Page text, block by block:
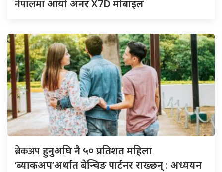
नेपालमाआयो अनर X7D मोबाइल
ब्रेकअपहुनुअघि नै ५० प्रतिशत महिला
‘ब्याकअप’अर्थात बेन्चिङ पार्टनर राख्छन् : अध्ययन